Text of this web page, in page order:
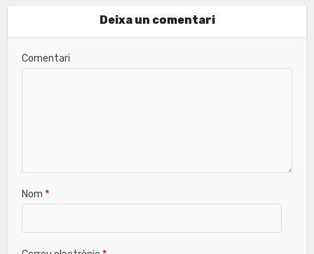
Deixa un comentari
Comentari
Nom*